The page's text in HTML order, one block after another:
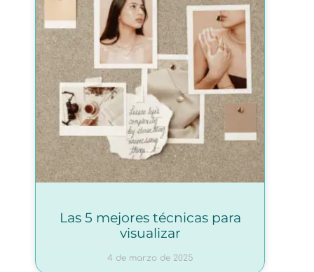
Las 5 mejores técnicas para
visualizar
4 de marzo de 2025